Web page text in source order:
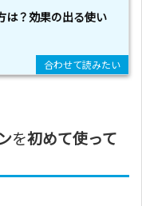
は？効果の出る使い
を初めて使って